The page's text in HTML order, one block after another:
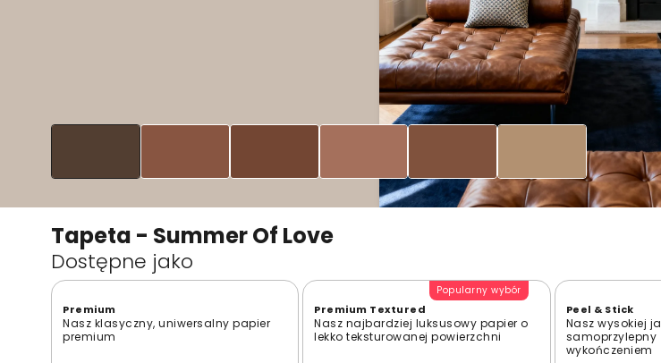
Tapeta - Summer Of Love
Dostępne jako
Premium
Nasz klasyczny, uniwersalny papier
premium
Popularny wybór
Premium Textured
Nasz najbardziej luksusowy papier o
lekko teksturowanej powierzchni
Peel & Stick
Nasz wysokiej
samoprzylepny
wykończeniem